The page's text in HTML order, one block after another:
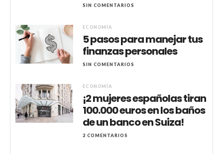
SIN COMENTARIOS
ECONOMÍA
5 pasos para manejar tus
finanzas personales
SIN COMENTARIOS
ECONOMÍA
¡2 mujeres españolas tiran
100.000 euros en los baños
de un banco en Suiza!
2 COMENTARIOS